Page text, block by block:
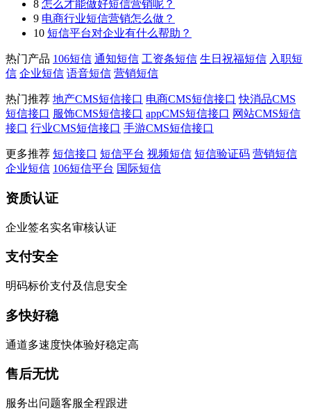
8 怎么才能做好短信营销呢？
9 电商行业短信营销怎么做？
10 短信平台对企业有什么帮助？
热门产品 106短信 通知短信 工资条短信 生日祝福短信 入职短
信 企业短信 语音短信 营销短信
热门推荐 地产CMS短信接口 电商CMS短信接口 快消品CMS
短信接口 服饰CMS短信接口 appCMS短信接口 网站CMS短信
接口 行业CMS短信接口 手游CMS短信接口
更多推荐 短信接口 短信平台 视频短信 短信验证码 营销短信
企业短信 106短信平台 国际短信
资质认证
企业签名实名审核认证
支付安全
明码标价支付及信息安全
多快好稳
通道多速度快体验好稳定高
售后无忧
服务出问题客服全程跟进